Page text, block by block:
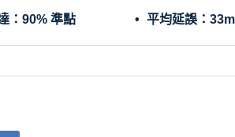
： 90% 準點 平均延誤：